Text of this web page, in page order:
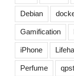
Debian
Gamification
iPhone
Perfume